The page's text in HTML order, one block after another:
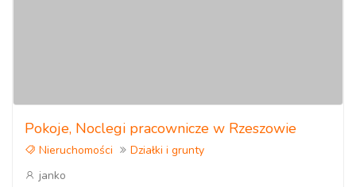
Pokoje, Noclegi pracownicze w Rzeszowie
Nieruchomości
Działki i grunty
janko